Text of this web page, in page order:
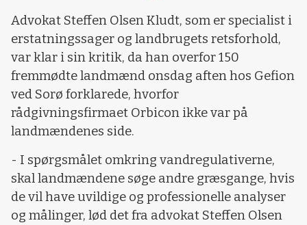
Advokat Steffen Olsen Kludt, som er specialist i
erstatningssager og landbrugets retsforhold,
var klar i sin kritik, da han overfor 150
fremmødte landmænd onsdag aften hos Gefion
ved Sorø forklarede, hvorfor
rådgivningsfirmaet Orbicon ikke var på
landmændenes side.
- I spørgsmålet omkring vandregulativerne,
skal landmændene søge andre græsgange, hvis
de vil have uvildige og professionelle analyser
og målinger, lød det fra advokat Steffen Olsen